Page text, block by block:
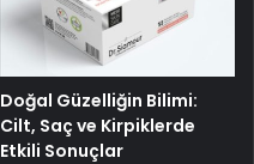
Doğal Güzelliğin Bilimi:
Cilt, Saç ve Kirpiklerde
Etkili Sonuçlar